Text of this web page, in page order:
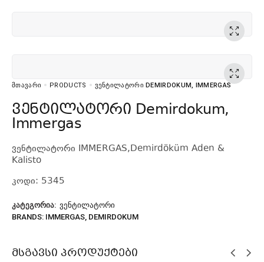
ᲛᲗᲐᲕᲐᲠᲘ PRODUCTS ᲕᲔᲜᲢᲘᲚᲐᲢᲝᲠᲘ DEMIRDOKUM, IMMERGAS
ვენტილატორი Demirdokum,
Immergas
ვენტილატორი IMMERGAS,Demirdöküm Aden &
Kalisto
კოდი: 5345
ᲙᲐᲢᲔᲒᲝᲠᲘᲐ: ᲕᲔᲜᲢᲘᲚᲐᲢᲝᲠᲘ
BRANDS: IMMERGAS DEMIRDOKUM
Მსგავსი Პროდუქტები